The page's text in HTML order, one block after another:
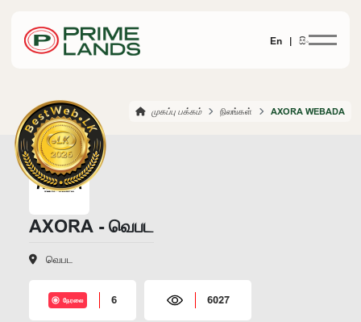
En | සිං
முகப்பு பக்கம் நிலங்கள் AXORA WEBADA
AXORA - வெபட
வெபட
நேரலை 6 6027